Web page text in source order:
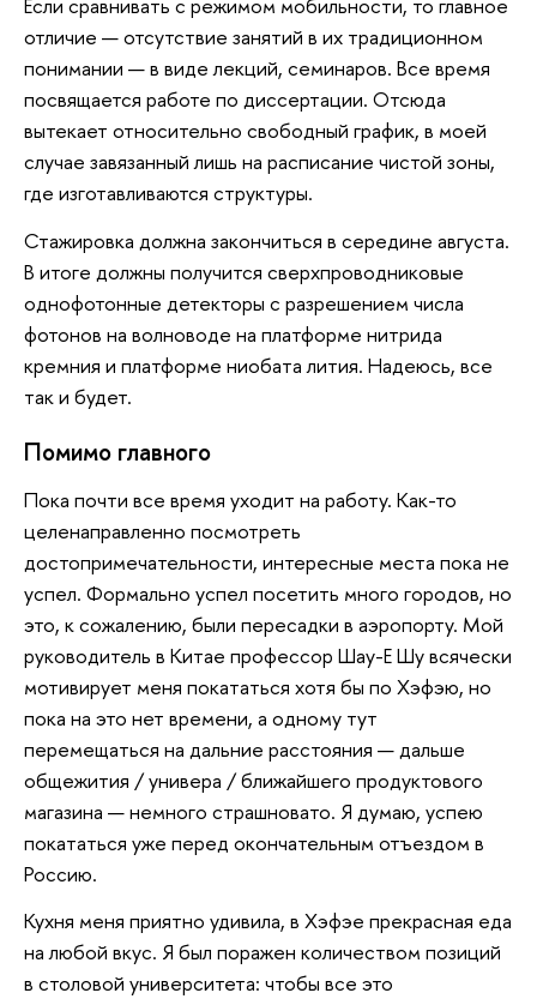
Если сравнивать с режимом мобильности, то главное
отличие — отсутствие занятий в их традиционном
понимании — в виде лекций, семинаров. Все время
посвящается работе по диссертации. Отсюда
вытекает относительно свободный график, в моей
случае завязанный лишь на расписание чистой зоны,
где изготавливаются структуры.
Стажировка должна закончиться в середине августа.
В итоге должны получится сверхпроводниковые
однофотонные детекторы с разрешением числа
фотонов на волноводе на платформе нитрида
кремния и платформе ниобата лития. Надеюсь, все
так и будет.
Помимо главного
Пока почти все время уходит на работу. Как-то
целенаправленно посмотреть
достопримечательности, интересные места пока не
успел. Формально успел посетить много городов, но
это, к сожалению, были пересадки в аэропорту. Мой
руководитель в Китае профессор Шау-Е Шу всячески
мотивирует меня покататься хотя бы по Хэфэю, но
пока на это нет времени, а одному тут
перемещаться на дальние расстояния — дальше
общежития / универа / ближайшего продуктового
магазина — немного страшновато. Я думаю, успею
покататься уже перед окончательным отъездом в
Россию.
Кухня меня приятно удивила, в Хэфэе прекрасная еда
на любой вкус. Я был поражен количеством позиций
в столовой университета: чтобы все это